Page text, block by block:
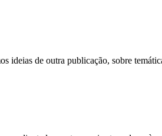
ideias de outra publicação, sobre